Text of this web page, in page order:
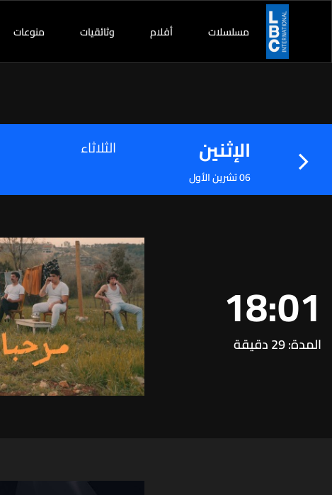
مسلسلات أفلام وثائقيات منوعات
الإثنين
06 تشرين الأول
الثلاثاء
18:01
المدة: 29 دقيقة